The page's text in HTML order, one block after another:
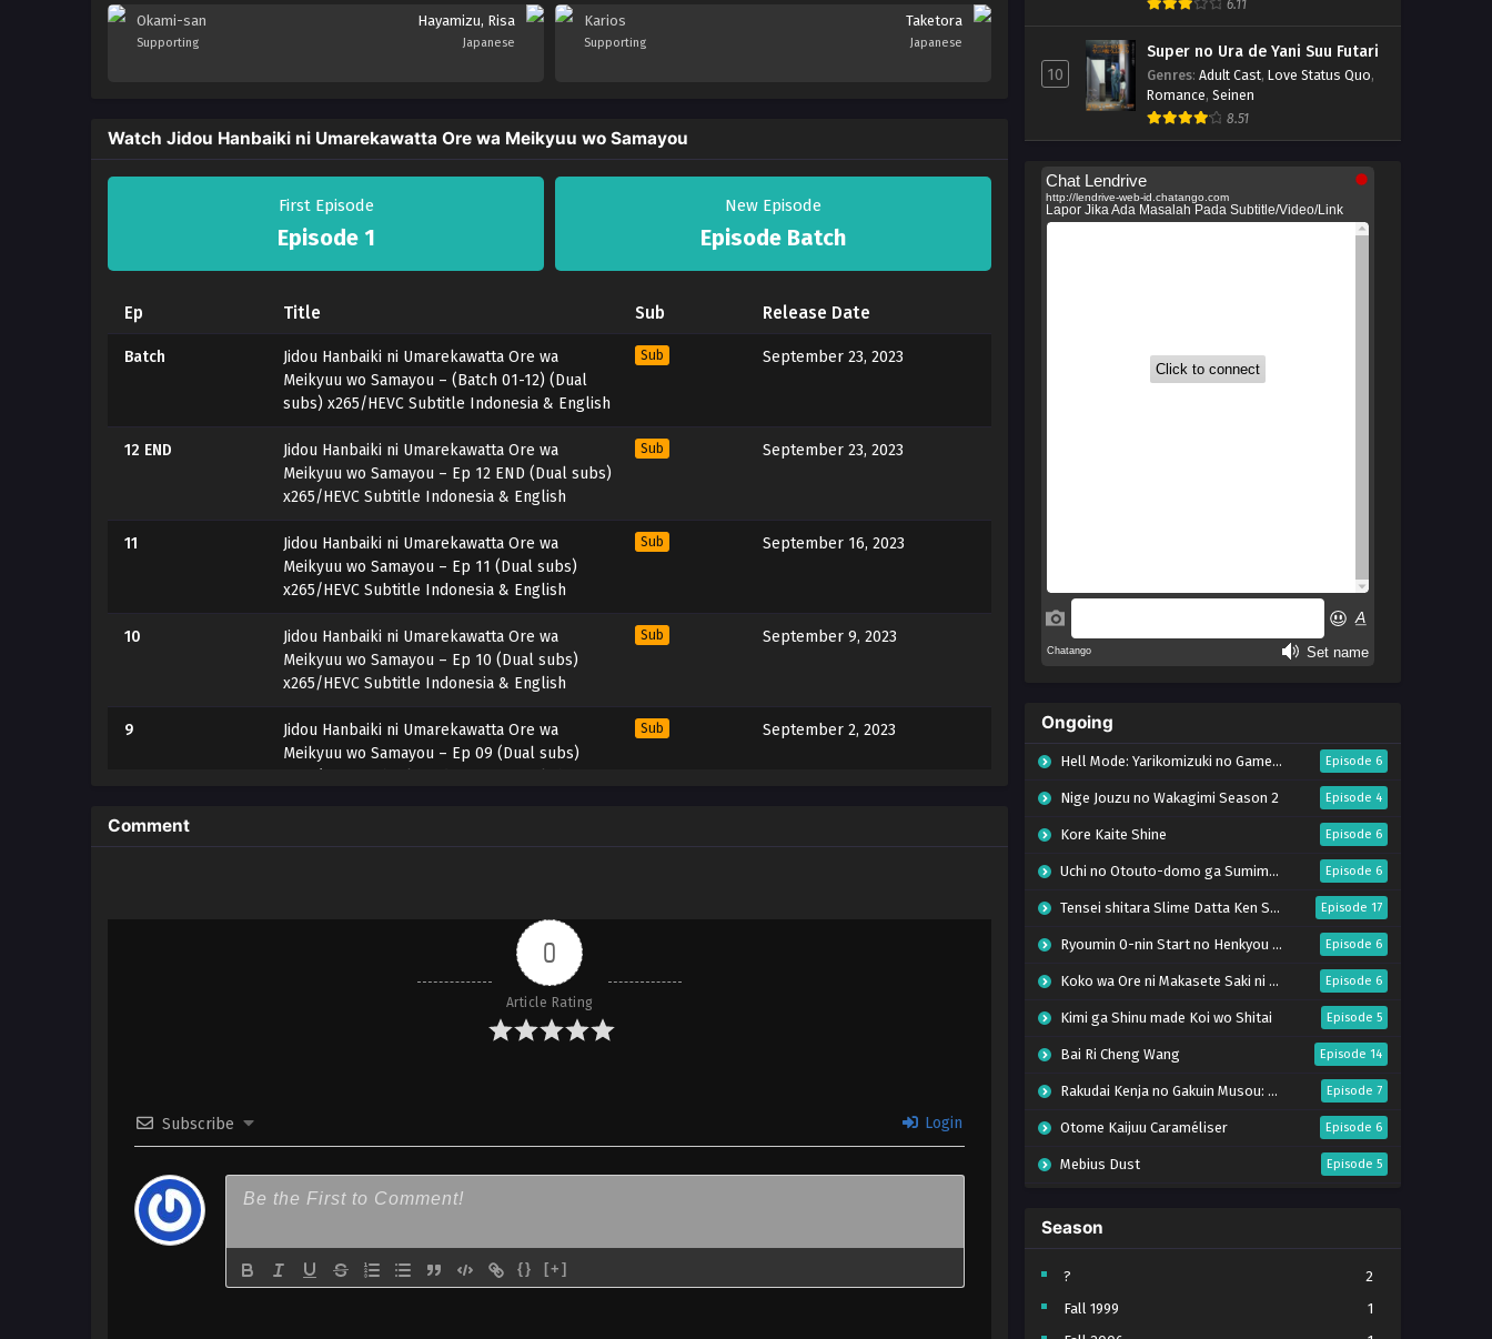
Okami-san
Supporting
Hayamizu, Risa
Japanese
Karios
Supporting
Taketora
Japanese
Watch Jidou Hanbaiki ni Umarekawatta Ore wa Meikyuu wo Samayou
First Episode
Episode 1
New Episode
Episode Batch
Ep Title Sub Release Date
Batch
Jidou Hanbaiki ni Umarekawatta Ore wa
Meikyuu wo Samayou – (Batch 01-12) (Dual
subs) x265/HEVC Subtitle Indonesia & English
Sub September 23, 2023
12 END
Jidou Hanbaiki ni Umarekawatta Ore wa
Meikyuu wo Samayou – Ep 12 END (Dual subs)
x265/HEVC Subtitle Indonesia & English
Sub September 23, 2023
11
Jidou Hanbaiki ni Umarekawatta Ore wa
Meikyuu wo Samayou – Ep 11 (Dual subs)
x265/HEVC Subtitle Indonesia & English
Sub September 16, 2023
10
Jidou Hanbaiki ni Umarekawatta Ore wa
Meikyuu wo Samayou – Ep 10 (Dual subs)
x265/HEVC Subtitle Indonesia & English
Sub September 9, 2023
9
Jidou Hanbaiki ni Umarekawatta Ore wa
Meikyuu wo Samayou – Ep 09 (Dual subs)
Sub September 2, 2023
8
Meikyuu wo Samayou – Ep 08 (Dual subs)
Jidou Hanbaiki ni Umarekawatta Ore wa
Meikyuu wo Samayou – Ep 07 (Dual subs)
x265/HEVC Subtitle Indonesia & English
Jidou Hanbaiki ni Umarekawatta Ore wa
Meikyuu wo Samayou – Ep 06 (Dual subs)
x265/HEVC Subtitle Indonesia & English
Jidou Hanbaiki ni Umarekawatta Ore wa
Jidou Hanbaiki ni Umarekawatta Ore wa
Sub July 21, 2023
Comment
0
Article Rating
Subscribe Login
{} [+]
6.11
10
Super no Ura de Yani Suu Futari
Genres: Adult Cast, Love Status Quo,
Romance, Seinen
8.51
Ongoing
Hell Mode: Yarikomizuki no Gamer wa Hai Settei no Isekai de Musou suru Season 2 Episode 6
Nige Jouzu no Wakagimi Season 2 Episode 4
Kore Kaite Shine Episode 6
Uchi no Otouto-domo ga Sumimasen Episode 6
Tensei shitara Slime Datta Ken Season 4 Episode 17
Ryoumin 0-nin Start no Henkyou Ryoushu-sama Episode 6
Koko wa Ore ni Makasete Saki ni Ike to Itte kara 10-nen ga Tattara Densetsu ni Natteita. Episode 6
Kimi ga Shinu made Koi wo Shitai Episode 5
Bai Ri Cheng Wang Episode 14
Rakudai Kenja no Gakuin Musou: Nidome no Tensei, S-Rank Cheat Majutsushi Boukenroku Episode 7
Otome Kaijuu Caraméliser Episode 6
Mebius Dust Episode 5
BanG Dream! Yume∞Mita
Super no Ura de Yani Suu Futari Episode 5
Tsuihou sareta Tensei Juukishi wa Game Chishiki de Musou suru Episode 6
Season
?
2
Fall 1999
1